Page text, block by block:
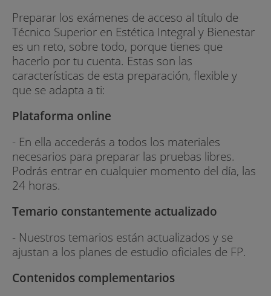
Preparar los exámenes de acceso al título de
Técnico Superior en Estética Integral y Bienestar
es un reto, sobre todo, porque tienes que
hacerlo por tu cuenta. Estas son las
características de esta preparación, flexible y
que se adapta a ti:
Plataforma online
- En ella accederás a todos los materiales
necesarios para preparar las pruebas libres.
Podrás entrar en cualquier momento del día, las
24 horas.
Temario constantemente actualizado
- Nuestros temarios están actualizados y se
ajustan a los planes de estudio oficiales de FP.
Contenidos complementarios